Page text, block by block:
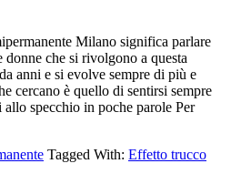
Milano significa parlare
donne che si rivolgono a questa
anni e si evolve sempre di più e
cercano è quello di sentirsi sempre
allo specchio in poche parole Per
Tagged With: Effetto trucco